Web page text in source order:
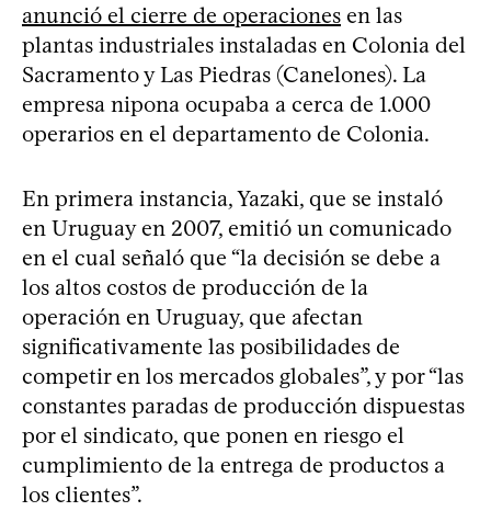
anunció el cierre de operaciones en las
plantas industriales instaladas en Colonia del
Sacramento y Las Piedras (Canelones). La
empresa nipona ocupaba a cerca de 1.000
operarios en el departamento de Colonia.
En primera instancia, Yazaki, que se instaló
en Uruguay en 2007, emitió un comunicado
en el cual señaló que “la decisión se debe a
los altos costos de producción de la
operación en Uruguay, que afectan
significativamente las posibilidades de
competir en los mercados globales”, y por “las
constantes paradas de producción dispuestas
por el sindicato, que ponen en riesgo el
cumplimiento de la entrega de productos a
los clientes”.